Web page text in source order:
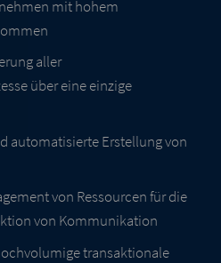
mit hohem
aller
über eine einzige
automatisierte Erstellung von
von Ressourcen für die
von Kommunikation
transaktionale